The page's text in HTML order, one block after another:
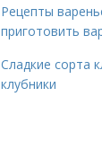
Рецепты
приготовить
Сладкие сорта
клубники